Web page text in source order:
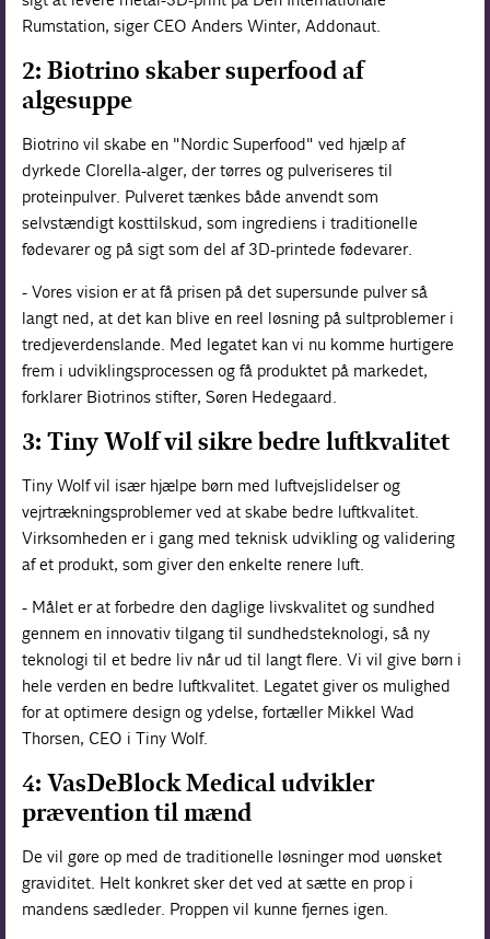
Rumstation, siger CEO Anders Winter, Addonaut.
2: Biotrino skaber superfood af
algesuppe
Biotrino vil skabe en "Nordic Superfood" ved hjælp af
dyrkede Clorella-alger, der tørres og pulveriseres til
proteinpulver. Pulveret tænkes både anvendt som
selvstændigt kosttilskud, som ingrediens i traditionelle
fødevarer og på sigt som del af 3D-printede fødevarer.
- Vores vision er at få prisen på det supersunde pulver så
langt ned, at det kan blive en reel løsning på sultproblemer i
tredjeverdenslande. Med legatet kan vi nu komme hurtigere
frem i udviklingsprocessen og få produktet på markedet,
forklarer Biotrinos stifter, Søren Hedegaard.
3: Tiny Wolf vil sikre bedre luftkvalitet
Tiny Wolf vil især hjælpe børn med luftvejslidelser og
vejrtrækningsproblemer ved at skabe bedre luftkvalitet.
Virksomheden er i gang med teknisk udvikling og validering
af et produkt, som giver den enkelte renere luft.
- Målet er at forbedre den daglige livskvalitet og sundhed
gennem en innovativ tilgang til sundhedsteknologi, så ny
teknologi til et bedre liv når ud til langt flere. Vi vil give børn i
hele verden en bedre luftkvalitet. Legatet giver os mulighed
for at optimere design og ydelse, fortæller Mikkel Wad
Thorsen, CEO i Tiny Wolf.
4: VasDeBlock Medical udvikler
prævention til mænd
De vil gøre op med de traditionelle løsninger mod uønsket
graviditet. Helt konkret sker det ved at sætte en prop i
mandens sædleder. Proppen vil kunne fjernes igen.